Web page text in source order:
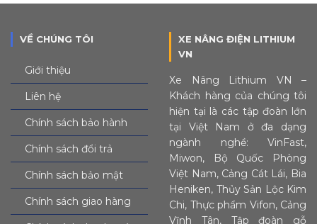
VỀ CHÚNG TÔI
Giới thiệu
Liên hệ
Chính sách bảo hành
Chính sách đổi trả
Chính sách bảo mật
Chính sách giao hàng
XE NÂNG ĐIỆN LITHIUM
VN
Xe Nâng Lithium VN –
Khách hàng của chúng tôi
hiện tại là các tập đoàn lớn
tại Việt Nam ở đa dạng
ngành nghề: VinFast,
Miwon, Bộ Quốc Phòng
Việt Nam, Cảng Cát Lái, Bia
Heniken, Thủy Sản Lộc Kim
Chi, Thực phẩm Vifon, Cảng
Vĩnh Tân, Tập đoàn gỗ